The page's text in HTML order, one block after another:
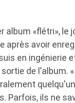
«flétri», le
après avoir
en ingénierie
de l'album.
Parfois, ils ne